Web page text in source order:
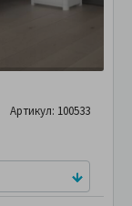
Артикул: 100533